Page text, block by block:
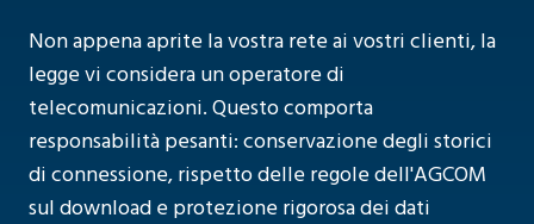
Non appena aprite la vostra rete ai vostri clienti, la
legge vi considera un operatore di
telecomunicazioni. Questo comporta
responsabilità pesanti: conservazione degli storici
di connessione, rispetto delle regole dell'AGCOM
sul download e protezione rigorosa dei dati